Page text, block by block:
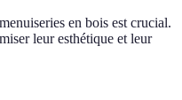
en bois est crucial.
leur esthétique et leur